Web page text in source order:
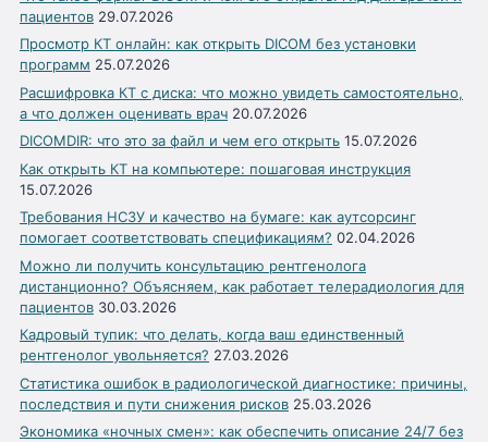
пациентов 29.07.2026
Просмотр КТ онлайн: как открыть DICOM без установки
программ 25.07.2026
Расшифровка КТ с диска: что можно увидеть самостоятельно,
а что должен оценивать врач 20.07.2026
DICOMDIR: что это за файл и чем его открыть 15.07.2026
Как открыть КТ на компьютере: пошаговая инструкция
15.07.2026
Требования НСЗУ и качество на бумаге: как аутсорсинг
помогает соответствовать спецификациям? 02.04.2026
Можно ли получить консультацию рентгенолога
дистанционно? Объясняем, как работает телерадиология для
пациентов 30.03.2026
Кадровый тупик: что делать, когда ваш единственный
рентгенолог увольняется? 27.03.2026
Статистика ошибок в радиологической диагностике: причины,
последствия и пути снижения рисков 25.03.2026
Экономика «ночных смен»: как обеспечить описание 24/7 без